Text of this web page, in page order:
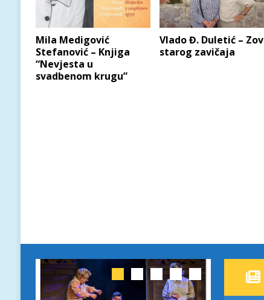
Mila Medigović
Stefanović – Knjiga
“Nevjesta u
svadbenom krugu”
Vlado Đ. Duletić – Zov
starog zavičaja